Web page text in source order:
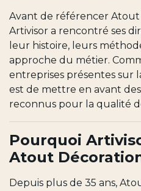
Avant de référencer Atout
Artivisor a rencontré ses
leur histoire, leurs
approche du métier.
entreprises présentes sur
est de mettre en avant
reconnus pour la qualité
Pourquoi
Atout
Depuis plus de 35 ans,